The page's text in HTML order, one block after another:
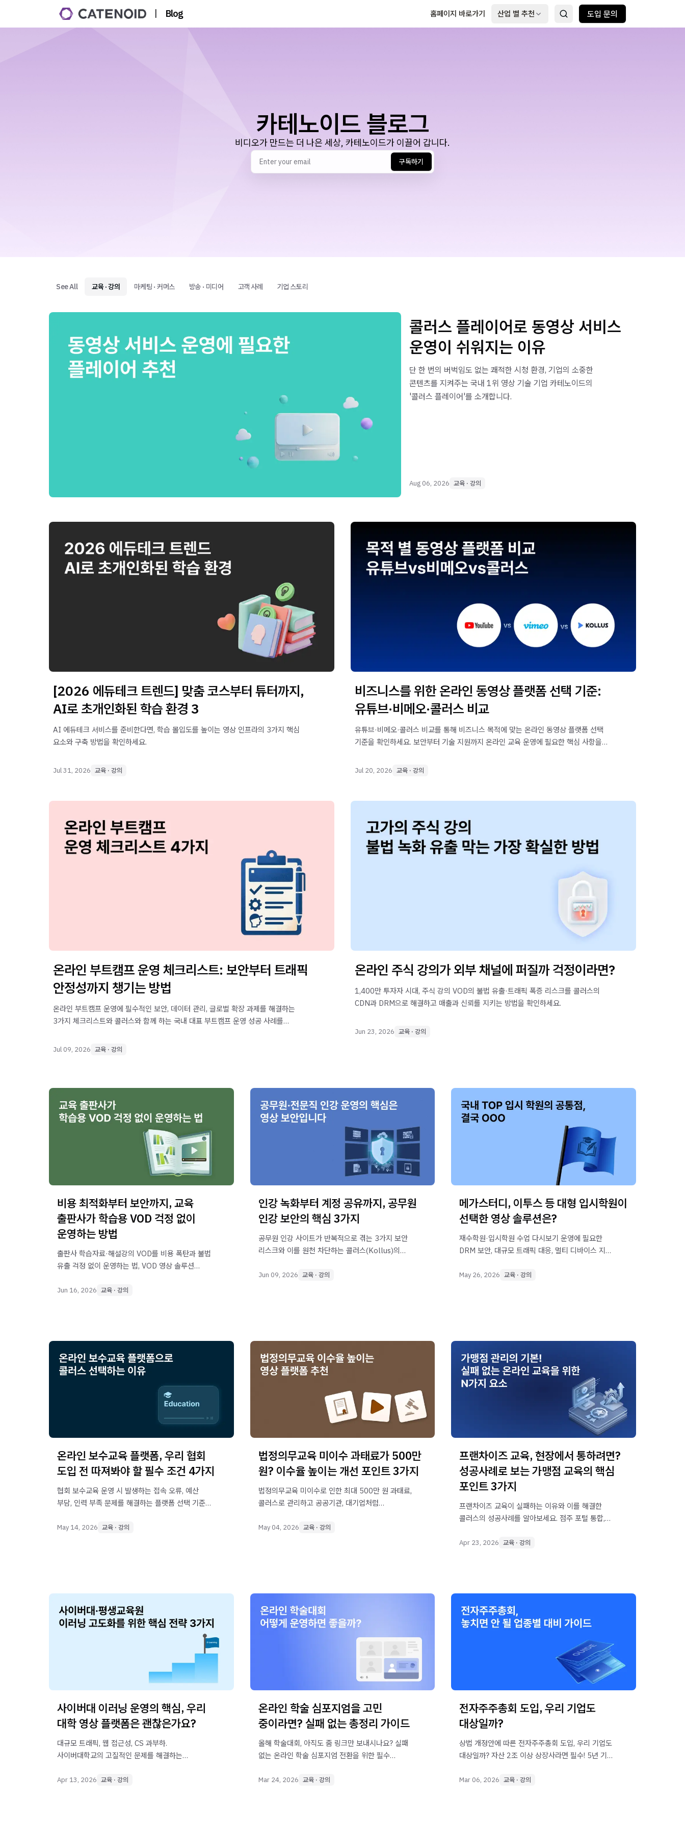
| Blog 홈페이지 바로가기 산업 별 추천 도입 문의
카테노이드 블로그
비디오가 만드는 더 나은 세상, 카테노이드가 이끌어 갑니다.
구독하기
See All 교육 · 강의 마케팅 · 커머스 방송 · 미디어 고객 사례 기업 스토리
콜러스 플레이어로 동영상 서비스
운영이 쉬워지는 이유
단 한 번의 버벅임도 없는 쾌적한 시청 환경, 기업의 소중한
콘텐츠를 지켜주는 국내 1위 영상 기술 기업 카테노이드의
'콜러스 플레이어'를 소개합니다.
Aug 06, 2026 교육 · 강의
[2026 에듀테크 트렌드] 맞춤 코스부터 튜터까지,
AI로 초개인화된 학습 환경 3
AI 에듀테크 서비스를 준비한다면, 학습 몰입도를 높이는 영상 인프라의 3가지 핵심
요소와 구축 방법을 확인하세요.
Jul 31, 2026 교육 · 강의
비즈니스를 위한 온라인 동영상 플랫폼 선택 기준:
유튜브·비메오·콜러스 비교
유튜브·비메오·콜러스 비교를 통해 비즈니스 목적에 맞는 온라인 동영상 플랫폼 선택
기준을 확인하세요. 보안부터 기술 지원까지 온라인 교육 운영에 필요한 핵심 사항을
Jul 20, 2026 교육 · 강의
온라인 부트캠프 운영 체크리스트: 보안부터 트래픽
안정성까지 챙기는 방법
온라인 부트캠프 운영에 필수적인 보안, 데이터 관리, 글로벌 확장 과제를 해결하는
3가지 체크리스트와 콜러스와 함께 하는 국내 대표 부트캠프 운영 성공 사례를
Jul 09, 2026 교육 · 강의
온라인 주식 강의가 외부 채널에 퍼질까 걱정이라면?
1,400만 투자자 시대, 주식 강의 VOD의 불법 유출·트래픽 폭증 리스크를 콜러스의
CDN과 DRM으로 해결하고 매출과 신뢰를 지키는 방법을 확인하세요.
Jun 23, 2026 교육 · 강의
비용 최적화부터 보안까지, 교육
출판사가 학습용 VOD 걱정 없이
운영하는 방법
출판사 학습자료·해설강의 VOD를 비용 폭탄과 불법
유출 걱정 없이 운영하는 법, VOD 영상 솔루션
Jun 16, 2026 교육 · 강의
인강 녹화부터 계정 공유까지, 공무원
인강 보안의 핵심 3가지
공무원 인강 사이트가 반복적으로 겪는 3가지 보안
리스크와 이를 원천 차단하는 콜러스(Kollus)의
Jun 09, 2026 교육 · 강의
메가스터디, 이투스 등 대형 입시학원이
선택한 영상 솔루션은?
재수학원·입시학원 수업 다시보기 운영에 필요한
DRM 보안, 대규모 트래픽 대응, 멀티 디바이스 지원,
May 26, 2026 교육 · 강의
온라인 보수교육 플랫폼, 우리 협회
도입 전 따져봐야 할 필수 조건 4가지
협회 보수교육 운영 시 발생하는 접속 오류, 예산
부담, 인력 부족 문제를 해결하는 플랫폼 선택 기준
소개합니다.
May 14, 2026 교육 · 강의
법정의무교육 미이수 과태료가 500만
원? 이수율 높이는 개선 포인트 3가지
법정의무교육 미이수로 인한 최대 500만 원 과태료,
콜러스로 관리하고 공공기관, 대기업처럼
May 04, 2026 교육 · 강의
프랜차이즈 교육, 현장에서 통하려면?
성공사례로 보는 가맹점 교육의 핵심
포인트 3가지
프랜차이즈 교육이 실패하는 이유와 이를 해결한
콜러스의 성공사례를 알아보세요. 점주 포털 통합,
서비스 품질을 높이는 방법을 제시합니다.
Apr 23, 2026 교육 · 강의
사이버대 이러닝 운영의 핵심, 우리
대학 영상 플랫폼은 괜찮은가요?
대규모 트래픽, 웹 접근성, CS 과부하.
사이버대학교의 고질적인 문제를 해결하는
확인하세요.
Apr 13, 2026 교육 · 강의
온라인 학술 심포지엄을 고민
중이라면? 실패 없는 총정리 가이드
올해 학술대회, 아직도 줌 링크만 보내시나요? 실패
없는 온라인 학술 심포지엄 전환을 위한 필수
아카이빙까지 학회 신뢰도를 높이는 전문가용 OVP
Mar 24, 2026 교육 · 강의
전자주주총회 도입, 우리 기업도
대상일까?
상법 개정안에 따른 전자주주총회 도입, 우리 기업도
대상일까? 자산 2조 이상 상장사라면 필수! 5년 기록
시행착오 없는 전자주총 준비 방법을 공개합니다.
Mar 06, 2026 교육 · 강의